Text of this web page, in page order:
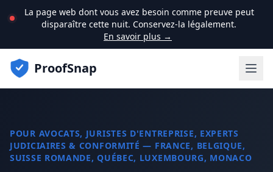
La page web dont vous avez besoin comme preuve peut
disparaître cette nuit. Conservez-la légalement.
En savoir plus →
ProofSnap
POUR AVOCATS, JURISTES D'ENTREPRISE, EXPERTS
JUDICIAIRES & CONFORMITÉ — FRANCE, BELGIQUE,
SUISSE ROMANDE, QUÉBEC, LUXEMBOURG, MONACO